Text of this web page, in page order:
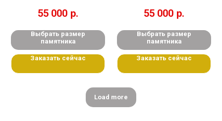
55 000 р.
Выбрать размер
памятника
Заказать сейчас
55 000 р.
Выбрать размер
памятника
Заказать сейчас
Load more